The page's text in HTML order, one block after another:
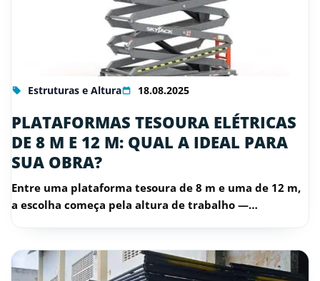
Estruturas e Altura 18.08.2025
PLATAFORMAS TESOURA ELÉTRICAS
DE 8 M E 12 M: QUAL A IDEAL PARA
SUA OBRA?
Entre uma plataforma tesoura de 8 m e uma de 12 m,
a escolha começa pela altura de trabalho —…